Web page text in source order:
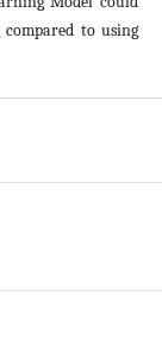
to using